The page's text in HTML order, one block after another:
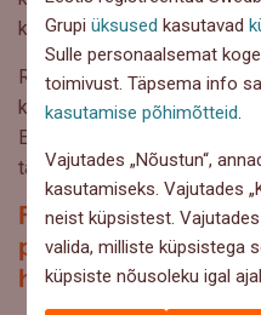
Grupiüksused kasutavad
Sulle personaalsemat
toimivust. Täpsema info
kasutamise põhimõtteid
Vajutades „Nõustun“,
kasutamiseks. Vajutades
neist küpsistest.
valida, milliste küpsistega
küpsiste nõusoleku igal
korral.
Rahaasjade Teabekeskuse
küsitlusele vastas 1000
Eesti elanikkonnast
tänavu 15.–22. septembrini.
Rahaasjade
pere rahalise seisu
hoidmiseks: